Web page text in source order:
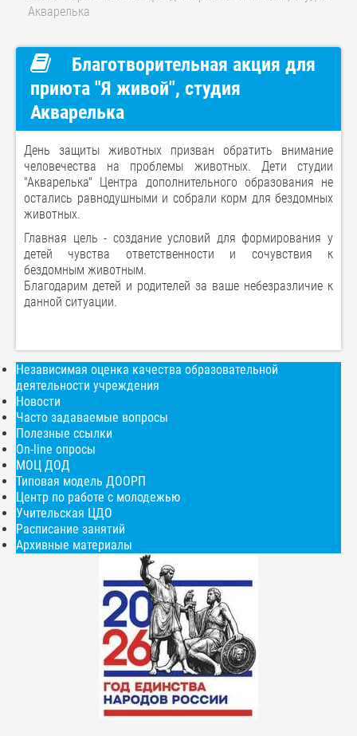
Акварелька
Благотворительная акция для
приюта "Я живой", студия
Акварелька
День защиты животных призван обратить внимание
человечества на проблемы животных. Дети студии
"Акварелька" Центра дополнительного образования не
остались равнодушными и собрали корм для бездомных
животных.
Главная цель - создание условий для формирования у
детей чувства ответственности и сочувствия к
бездомным животным.
Благодарим детей и родителей за ваше небезразличие к
данной ситуации.
Независимая оценка качества образовательной
деятельности учреждения
Новости
Часто задаваемые вопросы
Полезные ссылки
On-line опросы
МОЦ ДОД
Типовая модель ДООРП
Центр по работе с молодежью
Учительская ЦДО
Расписание занятий
Архивные материалы